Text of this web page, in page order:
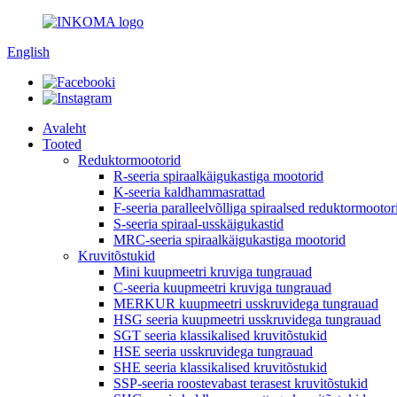
English
Avaleht
Tooted
Reduktormootorid
R-seeria spiraalkäigukastiga mootorid
K-seeria kaldhammasrattad
F-seeria paralleelvõlliga spiraalsed
S-seeria spiraal-usskäigukastid
MRC-seeria spiraalkäigukastiga mootorid
Kruvitõstukid
Mini kuupmeetri kruviga tungrauad
C-seeria kuupmeetri kruviga tungrauad
MERKUR kuupmeetri usskruvidega tungrauad
HSG seeria kuupmeetri usskruvidega tungrauad
SGT seeria klassikalised kruvitõstukid
HSE seeria usskruvidega tungrauad
SHE seeria klassikalised kruvitõstukid
SSP-seeria roostevabast terasest kruvitõstukid